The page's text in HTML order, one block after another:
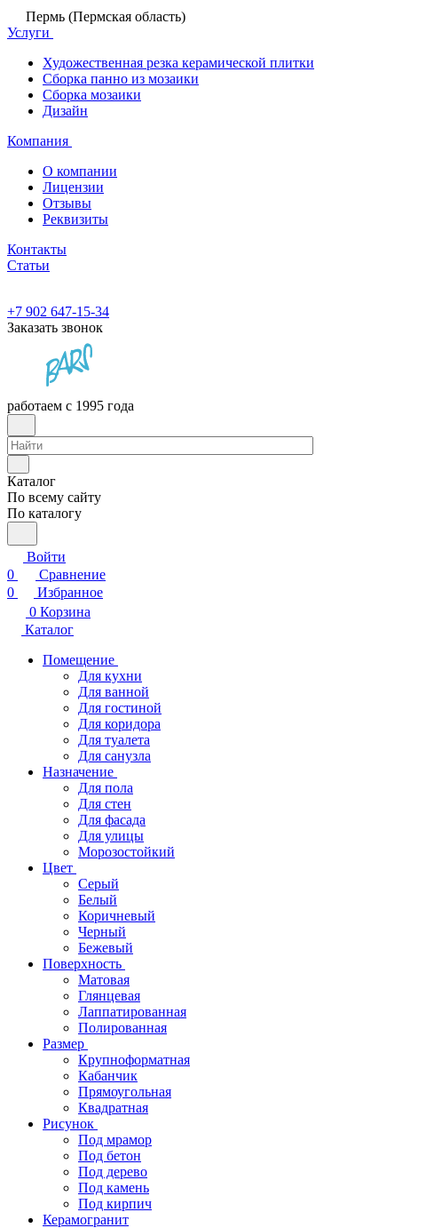
Пермь (Пермская область)
Услуги
Художественная резка керамической плитки
Сборка панно из мозаики
Сборка мозаики
Дизайн
Компания
О компании
Лицензии
Отзывы
Реквизиты
Контакты
Статьи
+7 902 647-15-34
Заказать звонок
работаем с 1995 года
Каталог
По всему сайту
По каталогу
Войти
0
Сравнение
0
Избранное
0 Корзина
Каталог
Помещение
Для кухни
Для ванной
Для гостиной
Для коридора
Для туалета
Для санузла
Назначение
Для пола
Для стен
Для фасада
Для улицы
Морозостойкий
Цвет
Серый
Белый
Коричневый
Черный
Бежевый
Поверхность
Матовая
Глянцевая
Лаппатированная
Полированная
Размер
Крупноформатная
Кабанчик
Прямоугольная
Квадратная
Рисунок
Под мрамор
Под бетон
Под дерево
Под камень
Под кирпич
Керамогранит